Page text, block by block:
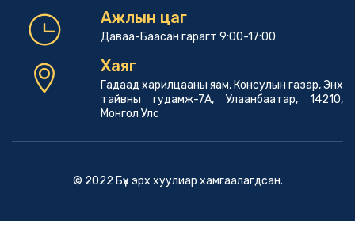
Ажлын цаг
Даваа-Баасан гарагт 9:00-17:00
Хаяг
Гадаад харилцааны яам, Консулын газар, Энх
тайвны гудамж-7А, Улаанбаатар, 14210,
Монгол Улс
© 2022 Бүх эрх хуулиар хамгаалагдсан.